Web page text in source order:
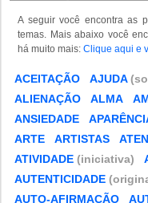
A seguir você encontra as
temas. Mais abaixo você
há muito mais: Clique aqui e
ACEITAÇÃO AJUDA
ALIENAÇÃO
ALMA
ANSIEDADE
ARTE
ARTISTAS
ATIVIDADE (iniciativa)
AUTENTICIDADE
AUTO-AFIRMAÇÃO